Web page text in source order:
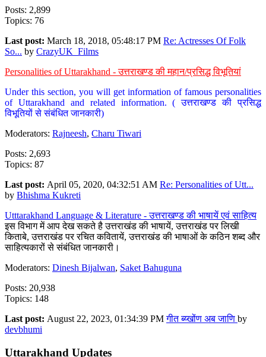
Posts: 2,899
Topics: 76
Last post: March 18, 2018, 05:48:17 PM Re: Actresses Of Folk
So... by CrazyUK_Films
Personalities of Uttarakhand - उत्तराखण्ड की महान/प्रसिद्ध विभूतियां
Under this section, you will get information of famous personalities
of Uttarakhand and related information. ( उत्तराखण्ड की प्रसिद्ध
विभूतियों से संबंधित जानकारी)
Moderators: Rajneesh, Charu Tiwari
Posts: 2,693
Topics: 87
Last post: April 05, 2020, 04:32:51 AM Re: Personalities of Utt...
by Bhishma Kukreti
Utttarakhand Language & Literature - उत्तराखण्ड की भाषायें एवं साहित्य
इस विभाग में आप देख सकते है उत्तराखंड की भाषायें, उत्तराखंड पर लिखी
किताबे, उत्तराखंड पर रचित कवितायें, उत्तराखंड की भाषाओं के कठिन शब्द और
साहित्यकारों से संबंधित जानकारी।
Moderators: Dinesh Bijalwan, Saket Bahuguna
Posts: 20,938
Topics: 148
Last post: August 22, 2023, 01:34:39 PMगीत ब्य्खोंण अब जाणि by
devbhumi
Uttarakhand Updates